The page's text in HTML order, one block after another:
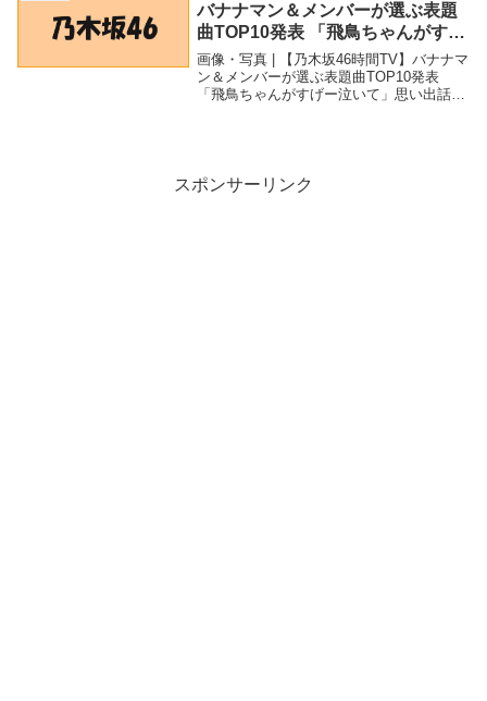
バナナマン＆メンバーが選ぶ表題
曲TOP10発表 「飛鳥ちゃんがすげ
ー泣いて」思い出話に花 3枚目 –
ORICON NEWS
画像・写真 | 【乃木坂46時間TV】バナナマ
ン＆メンバーが選ぶ表題曲TOP10発表
「飛鳥ちゃんがすげー泣いて」思い出話に
スポンサーリンク